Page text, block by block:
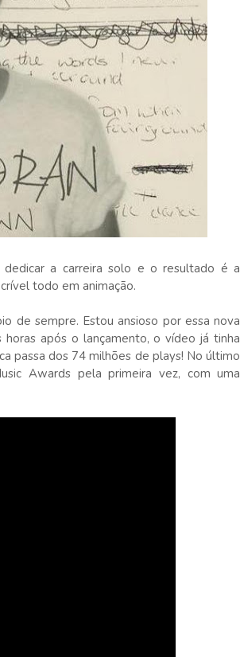
a carreira solo e o resultado é a
todo em animação.
de sempre. Estou ansioso por essa nova
após o lançamento, o vídeo já tinha
passa dos 74 milhões de plays! No último
Awards pela primeira vez, com uma